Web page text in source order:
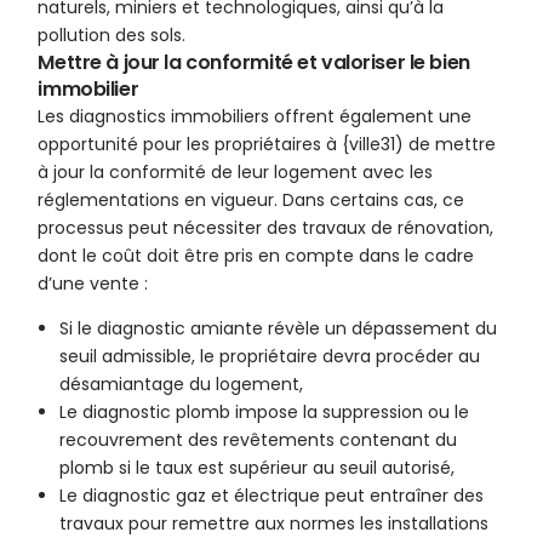
naturels, miniers et technologiques, ainsi qu’à la
pollution des sols.
Mettre à jour la conformité et valoriser le bien
immobilier
Les diagnostics immobiliers offrent également une
opportunité pour les propriétaires à {ville31) de mettre
à jour la conformité de leur logement avec les
réglementations en vigueur. Dans certains cas, ce
processus peut nécessiter des travaux de rénovation,
dont le coût doit être pris en compte dans le cadre
d’une vente :
Si le diagnostic amiante révèle un dépassement du
seuil admissible, le propriétaire devra procéder au
désamiantage du logement,
Le diagnostic plomb impose la suppression ou le
recouvrement des revêtements contenant du
plomb si le taux est supérieur au seuil autorisé,
Le diagnostic gaz et électrique peut entraîner des
travaux pour remettre aux normes les installations